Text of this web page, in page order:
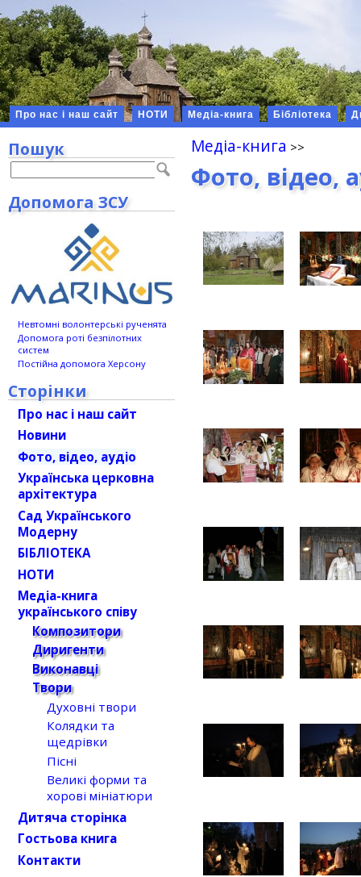
Про нас і наш сайт НОТИ Медіа-книга Бібліотека
Медіа-книга
Фото, відео,
Пошук
Допомога ЗСУ
Невтомні волонтерські рученята
Допомога роті безпілотних
систем
Постійна допомога Херсону
Сторінки
Про нас і наш сайт
Новини
Фото, відео, аудіо
Українська церковна
архітектура
Сад Українського
Модерну
БІБЛІОТЕКА
НОТИ
Медіа-книга
українського співу
Композитори
Диригенти
Виконавці
Твори
Духовні твори
Колядки та
щедрівки
Пісні
Великі форми та
хорові мініатюри
Дитяча сторінка
Гостьова книга
Контакти